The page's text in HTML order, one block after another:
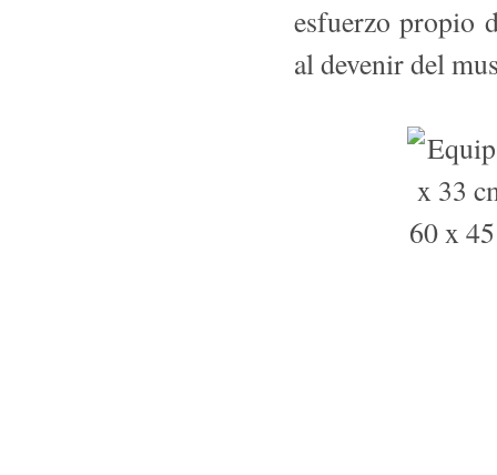
esfuerzo propio
al devenir del